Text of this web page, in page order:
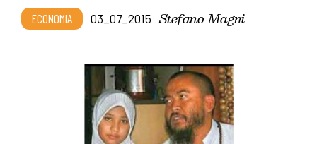
ECONOMIA 03_07_2015 Stefano Magni